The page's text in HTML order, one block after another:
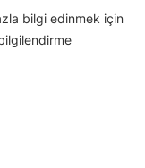
bilgi edinmek için